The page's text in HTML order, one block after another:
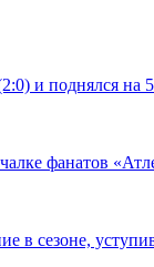
и поднялся на
фанатов
в сезоне,